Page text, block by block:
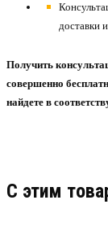
доставки
Получить
совершенно
найдете в
C этим